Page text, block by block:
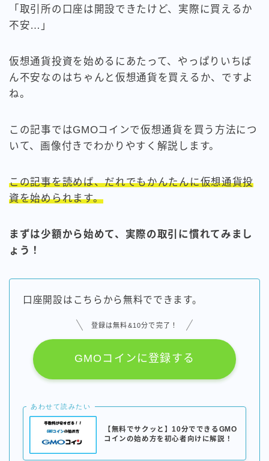
「取引所の口座は開設できたけど、実際に買えるか
不安…」
仮想通貨投資を始めるにあたって、やっぱりいちば
ん不安なのはちゃんと仮想通貨を買えるか、ですよ
ね。
この記事ではGMOコインで仮想通貨を買う方法につ
いて、画像付きでわかりやすく解説します。
この記事を読めば、だれでもかんたんに仮想通貨投
資を始められます。
まずは少額から始めて、実際の取引に慣れてみまし
ょう！
口座開設はこちらから無料でできます。
登録は無料&10分で完了！
GMOコインに登録する
あわせて読みたい
【無料でサクッと】10分でできるGMO
コインの始め方を初心者向けに解説！